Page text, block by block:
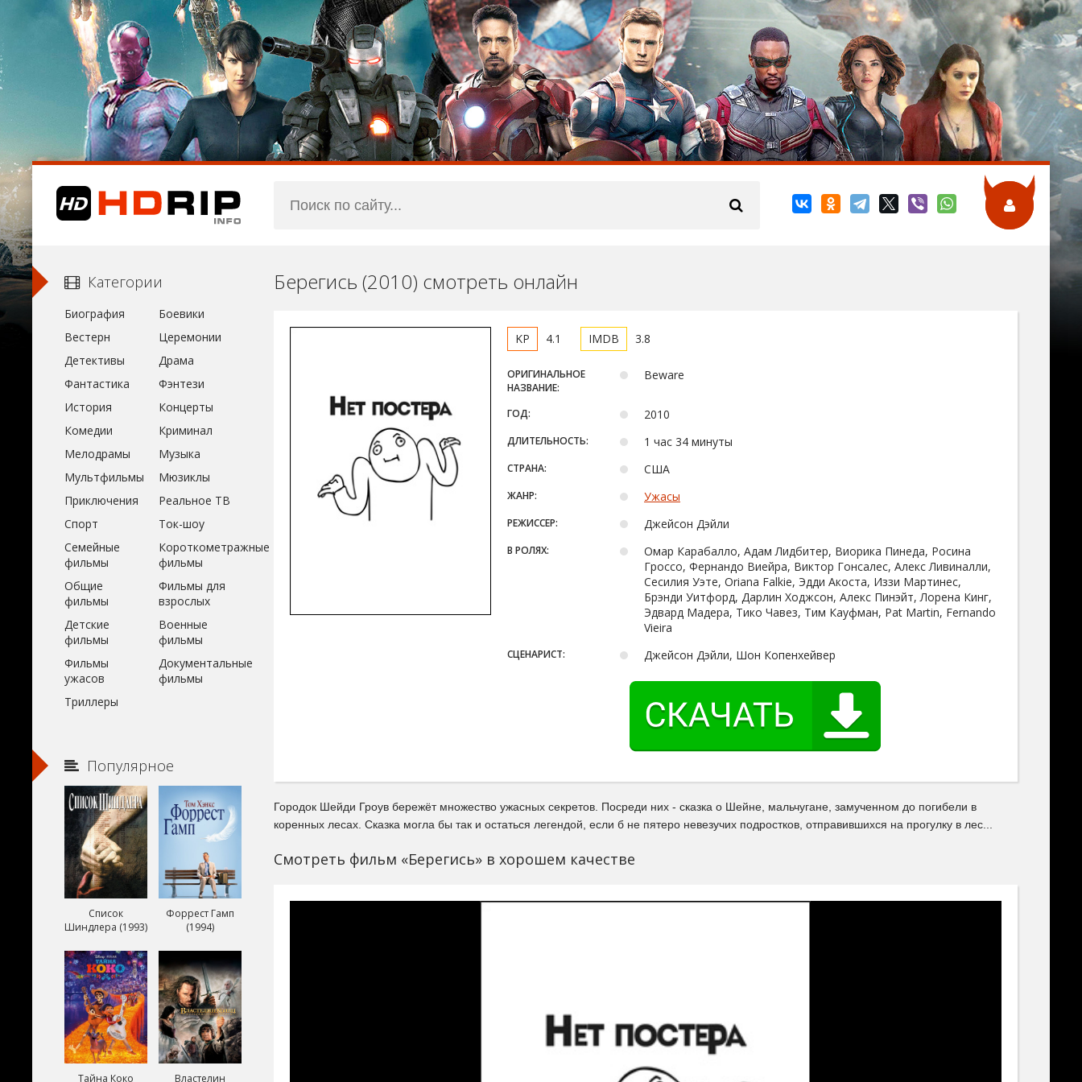
Берегись (2010) смотреть онлайн
4.1 3.8
ОРИГИНАЛЬНОЕ
НАЗВАНИЕ:
Beware
ГОД: 2010
ДЛИТЕЛЬНОСТЬ: 1 час 34 минуты
СТРАНА: США
ЖАНР: Ужасы
РЕЖИССЕР: Джейсон Дэйли
В РОЛЯХ:
Омар Карабалло, Адам Лидбитер, Виорика Пинеда, Росина
Гроссо, Фернандо Виейра, Виктор Гонсалес, Алекс Ливиналли,
Сесилия Уэте, Oriana Falkie, Эдди Акоста, Иззи Мартинес,
Брэнди Уитфорд, Дарлин Ходжсон, Алекс Пинэйт, Лорена Кинг,
Эдвард Мадера, Тико Чавез, Тим Кауфман, Pat Martin, Fernando
Vieira
СЦЕНАРИСТ: Джейсон Дэйли, Шон Копенхейвер
Городок Шейди Гроув бережёт множество ужасных секретов. Посреди них - сказка о Шейне, мальчугане, замученном до погибели в
коренных лесах. Сказка могла бы так и остаться легендой, если б не пятеро невезучих подростков, отправившихся на прогулку в лес...
Смотреть фильм «Берегись» в хорошем качестве
Категории
Биография
Боевики
Вестерн
Церемонии
Детективы
Драма
Фантастика
Фэнтези
История
Концерты
Комедии
Криминал
Мелодрамы
Музыка
Мультфильмы
Мюзиклы
Приключения
Реальное ТВ
Спорт
Ток-шоу
Семейные
фильмы
Короткометражные
фильмы
Общие
фильмы
Фильмы для
взрослых
Детские
фильмы
Военные
фильмы
Фильмы
ужасов
Документальные
фильмы
Триллеры
Популярное
Список
Шиндлера (1993)
Форрест Гамп
(1994)
Тайна Коко
Властелин